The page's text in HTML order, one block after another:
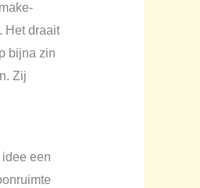
Het draait
bijna zin
Zij
een